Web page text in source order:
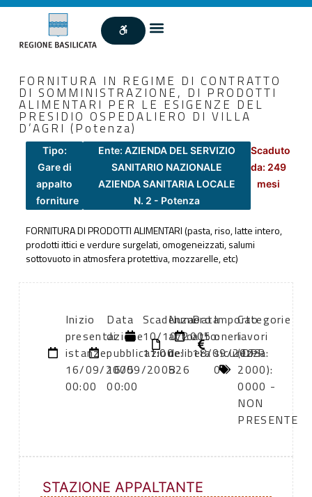
FORNITURA IN REGIME DI CONTRATTO
DI SOMMINISTRAZIONE, DI PRODOTTI
ALIMENTARI PER LE ESIGENZE DEL
PRESIDIO OSPEDALIERO DI VILLA
D’AGRI (Potenza)
Tipo:
Gare di
appalto
forniture
Ente: AZIENDA DEL SERVIZIO
SANITARIO NAZIONALE
AZIENDA SANITARIA LOCALE
N. 2 - Potenza
Scaduto
da: 249
mesi
FORNITURA DI PRODOTTI ALIMENTARI (pasta, riso, latte intero,
prodotti ittici e verdure surgelati, omogeneizzati, salumi
sottovuoto in atmosfera protettiva, mozzarelle, etc)
Inizio
presentazione
istanze:
16/09/2005
00:00
Data
di
pubblicazione:
16/09/2005
00:00
Scadenza:
10/10/2005
11:00
Numero
atto:
delibera
826
Data
atto:
18/09/2003
Importo
oneri
sicurezza:
0
Categorie
lavori
(DPR
2000):
0000 -
NON
PRESENTE
STAZIONE APPALTANTE